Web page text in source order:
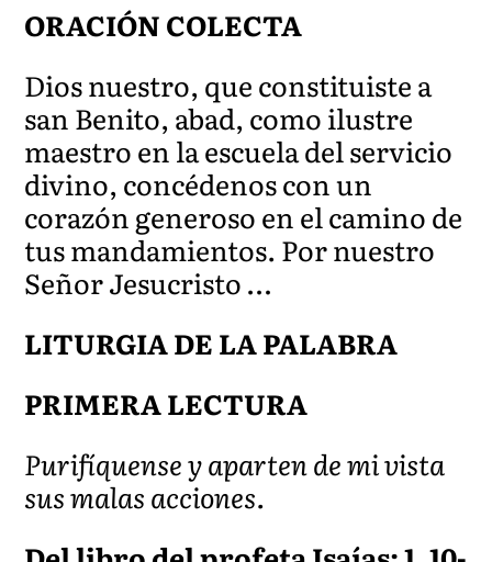
ORACIÓN COLECTA
Dios nuestro, que constituiste a
san Benito, abad, como ilustre
maestro en la escuela del servicio
divino, concédenos con un
corazón generoso en el camino de
tus mandamientos. Por nuestro
Señor Jesucristo …
LITURGIA DE LA PALABRA
PRIMERA LECTURA
Purifíquense y aparten de mi vista
sus malas acciones.